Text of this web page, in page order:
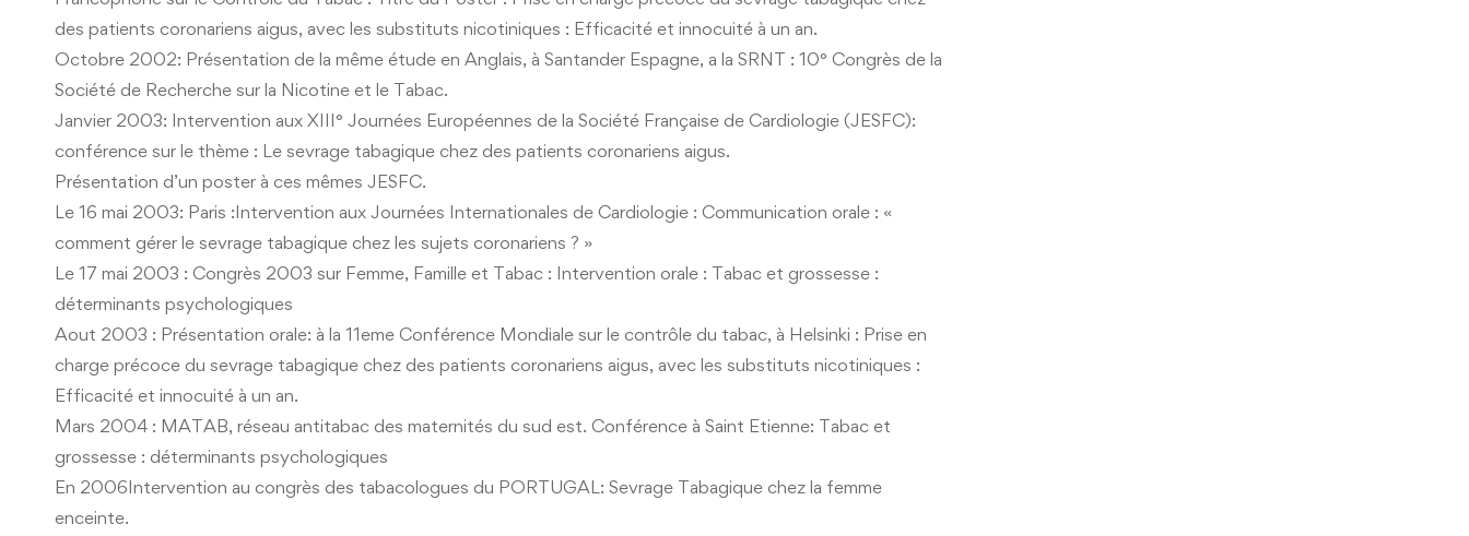
des patients coronariens aigus, avec les substituts nicotiniques : Efficacité et innocuité à un an.
Octobre 2002: Présentation de la même étude en Anglais, à Santander Espagne, a la SRNT : 10° Congrès de la
Société de Recherche sur la Nicotine et le Tabac.
Janvier 2003: Intervention aux XIII° Journées Européennes de la Société Française de Cardiologie (JESFC):
conférence sur le thème : Le sevrage tabagique chez des patients coronariens aigus.
Présentation d’un poster à ces mêmes JESFC.
Le 16 mai 2003: Paris :Intervention aux Journées Internationales de Cardiologie : Communication orale : «
comment gérer le sevrage tabagique chez les sujets coronariens ? »
Le 17 mai 2003 : Congrès 2003 sur Femme, Famille et Tabac : Intervention orale : Tabac et grossesse :
déterminants psychologiques
Aout 2003 : Présentation orale: à la 11eme Conférence Mondiale sur le contrôle du tabac, à Helsinki : Prise en
charge précoce du sevrage tabagique chez des patients coronariens aigus, avec les substituts nicotiniques :
Efficacité et innocuité à un an.
Mars 2004 : MATAB, réseau antitabac des maternités du sud est. Conférence à Saint Etienne: Tabac et
grossesse : déterminants psychologiques
En 2006Intervention au congrès des tabacologues du PORTUGAL: Sevrage Tabagique chez la femme
enceinte.